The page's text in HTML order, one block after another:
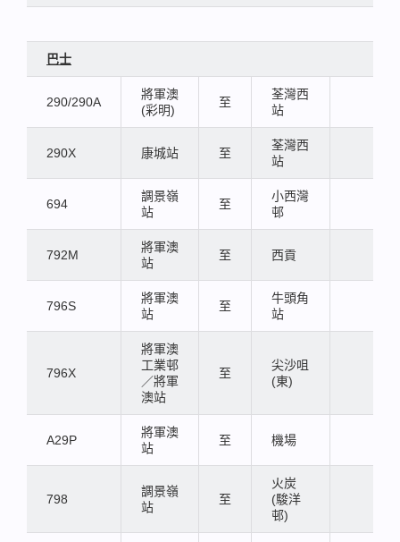
巴士
290/290A
將軍澳
(彩明)
至
荃灣西
站
290X 康城站 至
荃灣西
站
694
調景嶺
站
至
小西灣
邨
792M
將軍澳
站
至 西貢
796S
將軍澳
站
至
牛頭角
站
796X
將軍澳
工業邨
／將軍
澳站
至
尖沙咀
(東)
A29P
將軍澳
站
至 機場
798
調景嶺
站
至
火炭
(駿洋
邨)